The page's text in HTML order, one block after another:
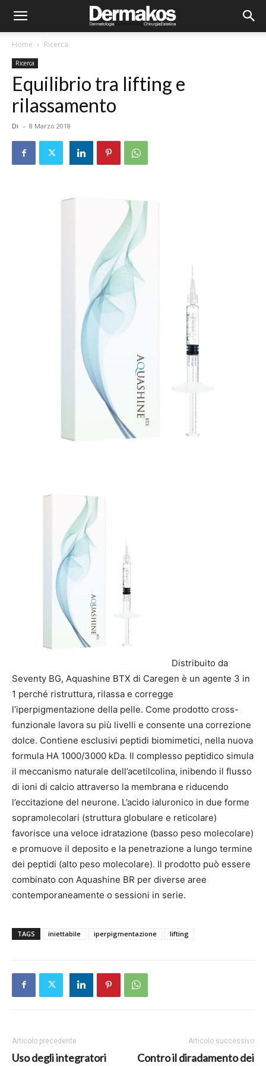
Home Ricerca
Ricerca
Equilibrio tra lifting e
rilassamento
Di - 8 Marzo 2018
Distribuito da
Seventy BG, Aquashine BTX di Caregen è un agente 3 in
1 perché ristruttura, rilassa e corregge
l’iperpigmentazione della pelle. Come prodotto cross-
funzionale lavora su più livelli e consente una correzione
dolce. Contiene esclusivi peptidi biomimetici, nella nuova
formula HA 1000/3000 kDa. Il complesso peptidico simula
il meccanismo naturale dell’acetilcolina, inibendo il flusso
di ioni di calcio attraverso la membrana e riducendo
l’eccitazione del neurone. L’acido ialuronico in due forme
sopramolecolari (struttura globulare e reticolare)
favorisce una veloce idratazione (basso peso molecolare)
e promuove il deposito e la penetrazione a lungo termine
dei peptidi (alto peso molecolare). Il prodotto può essere
combinato con Aquashine BR per diverse aree
contemporaneamente o sessioni in serie.
TAGS iniettabile iperpigmentazione lifting
Articolo precedente
Uso degli integratori
Articolo successivo
Contro il diradamento dei